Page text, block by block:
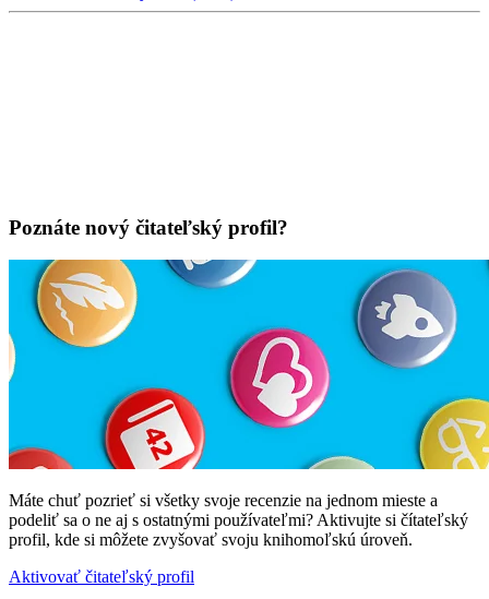
Poznáte nový čitateľský profil?
Máte chuť pozrieť si všetky svoje recenzie na jednom mieste a
podeliť sa o ne aj s ostatnými používateľmi? Aktivujte si čítateľský
profil, kde si môžete zvyšovať svoju knihomoľskú úroveň.
Aktivovať čitateľský profil